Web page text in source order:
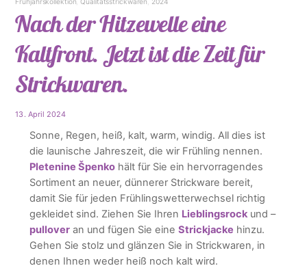
Nach der Hitzewelle eine
Kaltfront. Jetzt ist die Zeit für
Strickwaren.
13. April 2024
Sonne, Regen, heiß, kalt, warm, windig. All dies ist
die launische Jahreszeit, die wir Frühling nennen.
Pletenine Špenkohält für Sie ein hervorragendes
Sortiment an neuer, dünnerer Strickware bereit,
damit Sie für jeden Frühlingswetterwechsel richtig
gekleidet sind. Ziehen Sie Ihren Lieblingsrockund –
pulloveran und fügen Sie eine Strickjacke hinzu.
Gehen Sie stolz und glänzen Sie in Strickwaren, in
denen Ihnen weder heiß noch kalt wird.